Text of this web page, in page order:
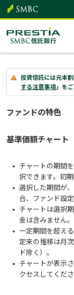
投資信託には元本
する注意事項」を
ファンドの特色
基準価額チャート
チャートの期間
択できます。初
選択した期間が
合、ファンド設
チャートは選択
金は含みません。
一定期間を超え
定来の推移は月
ド除く）。
チャートが表示
クセスしてくださ